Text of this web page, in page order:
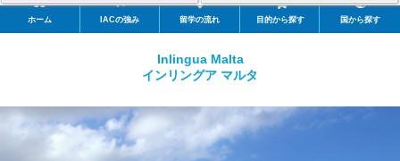
ホーム IACの強み 留学の流れ 目的から探す 国から探す
Inlingua Malta
インリングア マルタ